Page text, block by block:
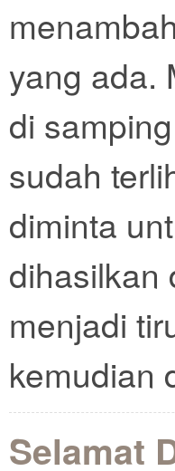
yang ada.
di
sudah
diminta
dihasilkan
menjadi
kemudian
Selamat